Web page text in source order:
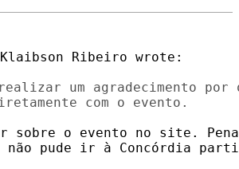
um agradecimento por
o evento no site.
não pude ir à Concórdia